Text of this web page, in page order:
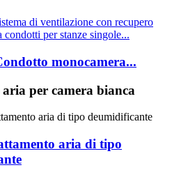
monocamera...
per camera bianca
aria di tipo